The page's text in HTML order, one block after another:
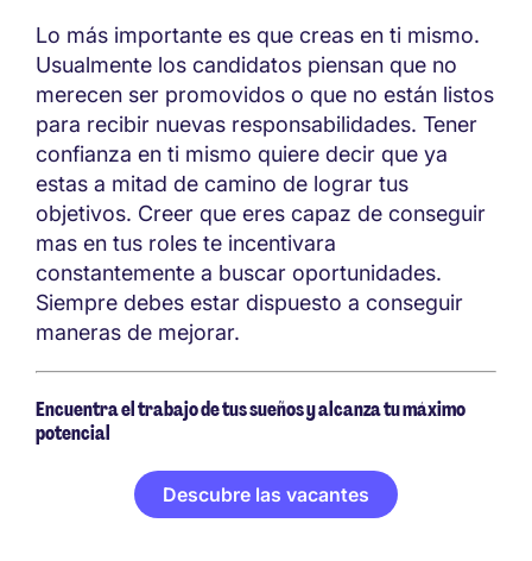
Lo más importante es que creas en ti mismo.
Usualmente los candidatos piensan que no
merecen ser promovidos o que no están listos
para recibir nuevas responsabilidades. Tener
confianza en ti mismo quiere decir que ya
estas a mitad de camino de lograr tus
objetivos. Creer que eres capaz de conseguir
mas en tus roles te incentivara
constantemente a buscar oportunidades.
Siempre debes estar dispuesto a conseguir
maneras de mejorar.
Encuentra el trabajo de tus sueños y alcanza tu máximo
potencial
Descubre las vacantes